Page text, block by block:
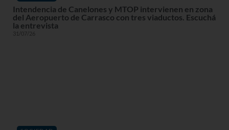
Intendencia de Canelones y MTOP intervienen en zona
del Aeropuerto de Carrasco con tres viaductos. Escuchá
la entrevista
31/07/26